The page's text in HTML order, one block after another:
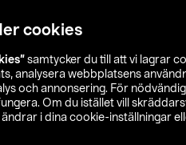
cookies
samtycker du till att vi lagrar
analysera webbplatsens
och annonsering. För
Om du istället vill
i dina cookie-inställningar